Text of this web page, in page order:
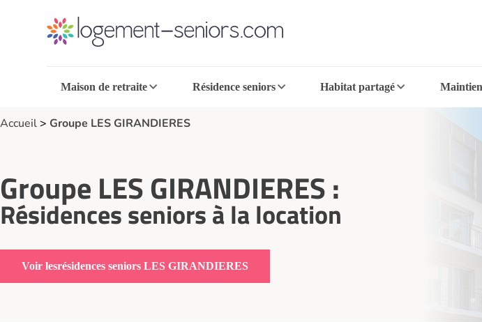
Maison de retraite Résidence seniors Habitat partagé
Accueil> Groupe LES GIRANDIERES
Groupe LES GIRANDIERES :
Résidences seniors à la location
résidences seniors LES GIRANDIERES